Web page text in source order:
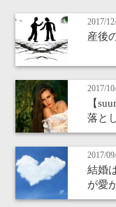
2017/
産後
2017/
【
落と
2017/
結婚
が愛